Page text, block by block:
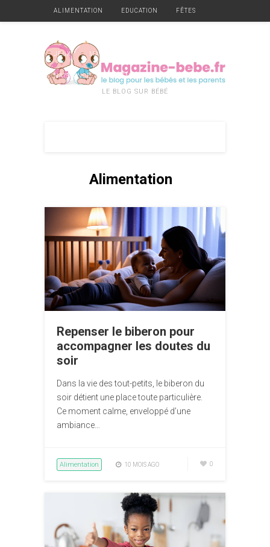
ALIMENTATION EDUCATION FÊTES
JEUX MATÉRIEL
NAISSANCE VÊTEMENTS
LE BLOG SUR BÉBÉ
Alimentation
Repenser le biberon pour
accompagner les doutes du
soir
Dans la vie des tout-petits, le biberon du
soir détient une place toute particulière.
Ce moment calme, enveloppé d’une
ambiance…
Alimentation 10 MOIS AGO 0